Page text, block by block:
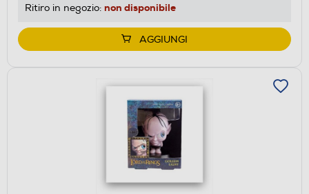
Ritiro in negozio: non disponibile
AGGIUNGI